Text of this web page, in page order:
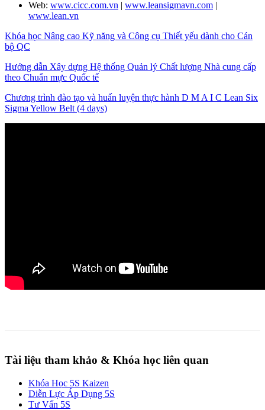
Web: www.cicc.com.vn | www.leansigmavn.com |
www.lean.vn
Khóa học Nâng cao Kỹ năng và Công cụ Thiết yếu dành cho Cán
bộ QC
Hướng dẫn Xây dựng Hệ thống Quản lý Chất lượng Nhà cung cấp
theo Chuẩn mực Quốc tế
Chương trình đào tạo và huấn luyện thực hành D M A I C Lean Six
Sigma Yellow Belt (4 days)
Tài liệu tham khảo & Khóa học liên quan
Khóa Học 5S Kaizen
Diễn Lực Áp Dụng 5S
Tư Vấn 5S